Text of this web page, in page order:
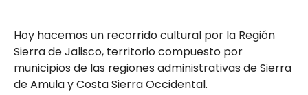
Hoy hacemos un recorrido cultural por la Región
Sierra de Jalisco, territorio compuesto por
municipios de las regiones administrativas de Sierra
de Amula y Costa Sierra Occidental.